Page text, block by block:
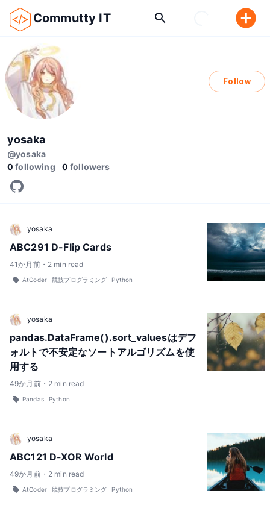
Commutty IT
Follow
yosaka
@yosaka
0 following 0 followers
yosaka
ABC291 D-Flip Cards
41か月前・ 2 min read
AtCoder 競技プログラミング Python
yosaka
pandas.DataFrame().sort_valuesはデフ
ォルトで不安定なソートアルゴリズムを使
用する
49か月前・ 2 min read
Pandas Python
yosaka
ABC121 D-XOR World
49か月前・ 2 min read
AtCoder 競技プログラミング Python